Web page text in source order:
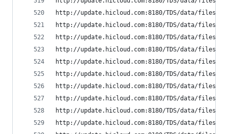
http://update.hicloud.com:8180/TDS/data/files/p9/
http://update.hicloud.com:8180/TDS/data/files/p9/
http://update.hicloud.com:8180/TDS/data/files/p9/
http://update.hicloud.com:8180/TDS/data/files/p9/
http://update.hicloud.com:8180/TDS/data/files/p9/
http://update.hicloud.com:8180/TDS/data/files/p9/
http://update.hicloud.com:8180/TDS/data/files/p9/
http://update.hicloud.com:8180/TDS/data/files/p9/
http://update.hicloud.com:8180/TDS/data/files/p9/
http://update.hicloud.com:8180/TDS/data/files/p9/